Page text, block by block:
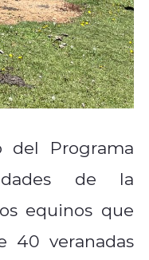
del Programa
de la
equinos que
40 veranadas